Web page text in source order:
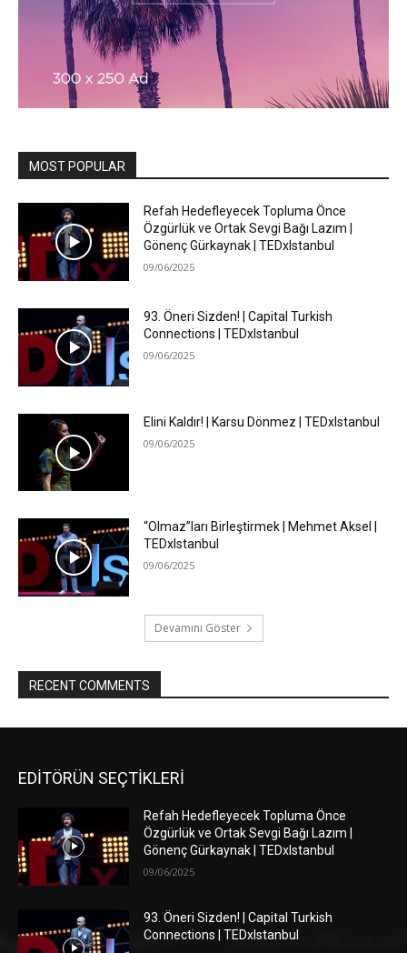
MOST POPULAR
Refah Hedefleyecek Topluma Önce
Özgürlük ve Ortak Sevgi Bağı Lazım |
Gönenç Gürkaynak | TEDxIstanbul
09/06/2025
93. Öneri Sizden! | Capital Turkish
Connections | TEDxIstanbul
09/06/2025
Elini Kaldır! | Karsu Dönmez | TEDxIstanbul
09/06/2025
“Olmaz”ları Birleştirmek | Mehmet Aksel |
TEDxIstanbul
09/06/2025
Devamını Göster
RECENT COMMENTS
EDİTÖRÜN SEÇTİKLERİ
Refah Hedefleyecek Topluma Önce
Özgürlük ve Ortak Sevgi Bağı Lazım |
Gönenç Gürkaynak | TEDxIstanbul
09/06/2025
93. Öneri Sizden! | Capital Turkish
Connections | TEDxIstanbul